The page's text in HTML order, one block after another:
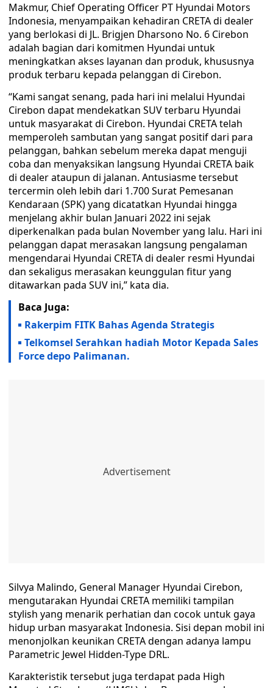
Makmur, Chief Operating Officer PT Hyundai Motors
Indonesia, menyampaikan kehadiran CRETA di dealer
yang berlokasi di JL. Brigjen Dharsono No. 6 Cirebon
adalah bagian dari komitmen Hyundai untuk
meningkatkan akses layanan dan produk, khususnya
produk terbaru kepada pelanggan di Cirebon.
“Kami sangat senang, pada hari ini melalui Hyundai
Cirebon dapat mendekatkan SUV terbaru Hyundai
untuk masyarakat di Cirebon. Hyundai CRETA telah
memperoleh sambutan yang sangat positif dari para
pelanggan, bahkan sebelum mereka dapat menguji
coba dan menyaksikan langsung Hyundai CRETA baik
di dealer ataupun di jalanan. Antusiasme tersebut
tercermin oleh lebih dari 1.700 Surat Pemesanan
Kendaraan (SPK) yang dicatatkan Hyundai hingga
menjelang akhir bulan Januari 2022 ini sejak
diperkenalkan pada bulan November yang lalu. Hari ini
pelanggan dapat merasakan langsung pengalaman
mengendarai Hyundai CRETA di dealer resmi Hyundai
dan sekaligus merasakan keunggulan fitur yang
ditawarkan pada SUV ini,” kata dia.
Baca Juga:
Rakerpim FITK Bahas Agenda Strategis
Telkomsel Serahkan hadiah Motor Kepada Sales
Force depo Palimanan.
Silvya Malindo, General Manager Hyundai Cirebon,
mengutarakan Hyundai CRETA memiliki tampilan
stylish yang menarik perhatian dan cocok untuk gaya
hidup urban masyarakat Indonesia. Sisi depan mobil ini
menonjolkan keunikan CRETA dengan adanya lampu
Parametric Jewel Hidden-Type DRL.
Karakteristik tersebut juga terdapat pada High